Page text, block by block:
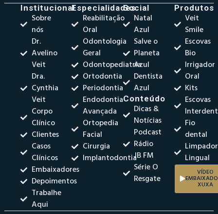
Institucional
Sobre
nós
Dr.
Avelino
Veit
Dra.
Cynthia
Veit
Corpo
Clínico
Clientes
Casos
Clínicos
Embaixadores
Depoimentos
Trabalhe
Aqui
Especialidades
Reabilitação
Oral
Odontologia
Geral
Odontopediatria
Ortodontia
Periodontia
Endodontia
Avançada
Ortopedia
Facial
Cirurgia
Implantodontia
Social
Natal
Azul
Salve o
Planeta
Azul
Dentista
Azul
Conteúdo
Dicas &
Notícias
Podcast
Rádio
JB FM
Série O
Resgate
Produtos
Veit
Smile
Escovas
Bio
Irrigador
Oral
Kits
Escovas
Fio
dental
Limpador
Lingual
VÍDEO
XUXA